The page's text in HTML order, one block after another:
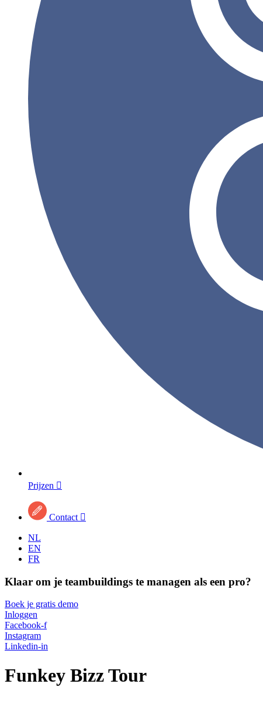
Prijzen 
Contact 
NL
EN
FR
Klaar om je teambuildings te managen als een pro?
Boek je gratis demo
Inloggen
Facebook-f
Instagram
Linkedin-in
Funkey Bizz Tour